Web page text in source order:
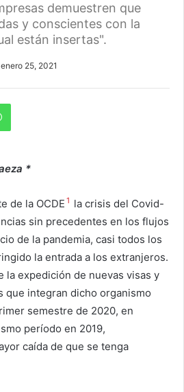
demuestren que
y conscientes con la
están insertas".
enero 25, 2021
*
de la OCDE 1 la crisis del Covid-
sin precedentes en los flujos
de la pandemia, casi todos los
la entrada a los extranjeros.
la expedición de nuevas visas y
que integran dicho organismo
semestre de 2020, en
período en 2019,
caída de que se tenga